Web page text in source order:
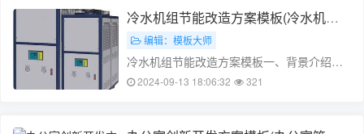
将提出一种智能工程机械设计方案。二、设
计目标1. 提高工程机械的作业效率，……
冷水机组节能改造方案模板(冷水机组
能效限定值及能源效率等级)
编辑：模板大师
冷水机组节能改造方案模板一、背景介绍随
着我国经济的快速发展，空调等制冷设备在
2024-09-13 18:06:32 321